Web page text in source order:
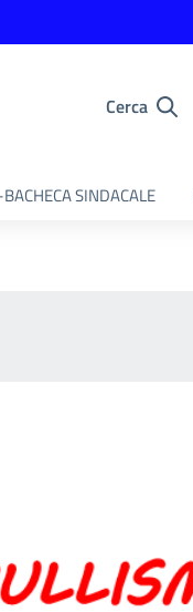
Cerca
SINDACALE